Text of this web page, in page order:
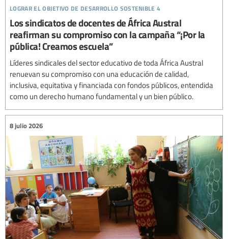
lograr el objetivo de desarrollo sostenible 4
Los sindicatos de docentes de África Austral
reafirman su compromiso con la campaña “¡Por la
pública! Creamos escuela”
Líderes sindicales del sector educativo de toda África Austral
renuevan su compromiso con una educación de calidad,
inclusiva, equitativa y financiada con fondos públicos, entendida
como un derecho humano fundamental y un bien público.
8 julio 2026